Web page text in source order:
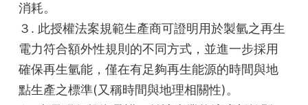
消耗。
３. 此授權法案規範生產商可證明用於製氫之再生
電力符合額外性規則的不同方式，並進一步採用
確保再生氫能，僅在有足夠再生能源的時間與地
點生產之標準(又稱時間與地理相關性)。